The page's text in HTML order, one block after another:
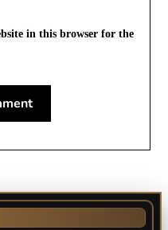
in this browser for the